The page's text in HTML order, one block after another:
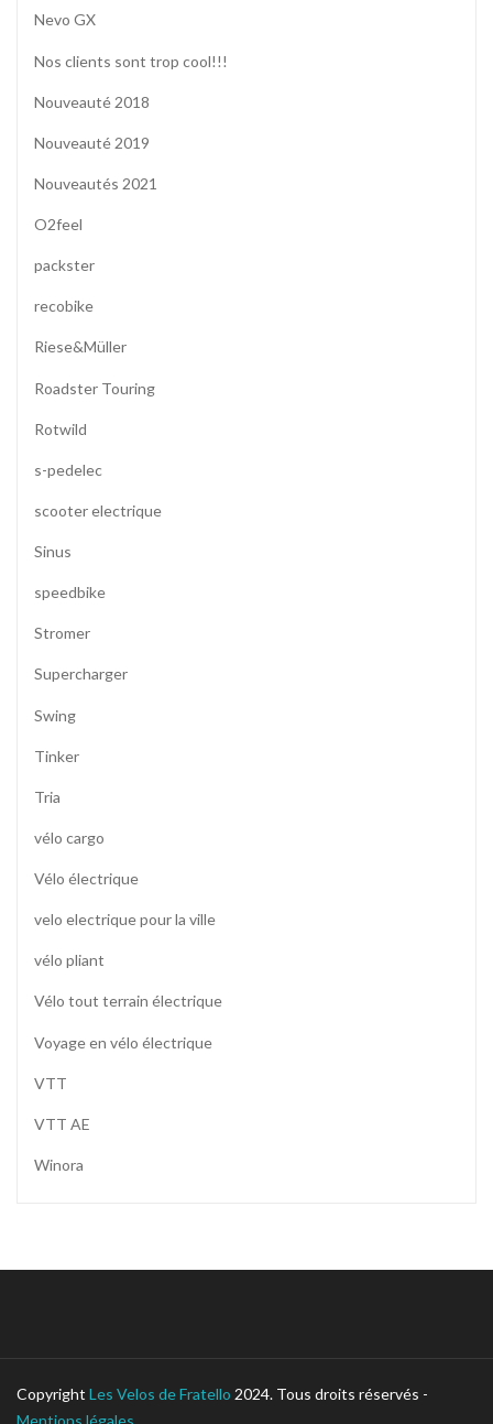
Nevo GX
Nos clients sont trop cool!!!
Nouveauté 2018
Nouveauté 2019
Nouveautés 2021
O2feel
packster
recobike
Riese&Müller
Roadster Touring
Rotwild
s-pedelec
scooter electrique
Sinus
speedbike
Stromer
Supercharger
Swing
Tinker
Tria
vélo cargo
Vélo électrique
velo electrique pour la ville
vélo pliant
Vélo tout terrain électrique
Voyage en vélo électrique
VTT
VTT AE
Winora
Copyright Les Velos de Fratello 2024. Tous droits réservés -
Mentions légales